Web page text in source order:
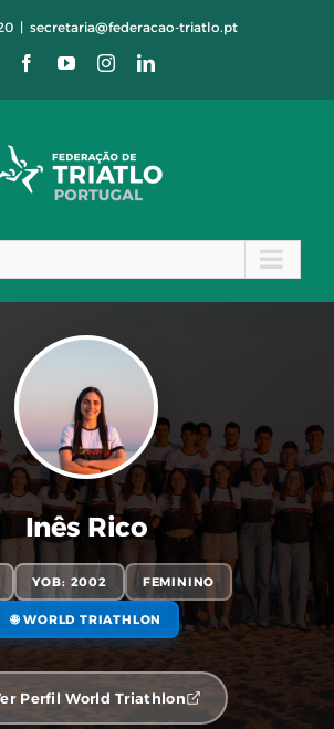
| secretaria@federacao-triatlo.pt
FacebookYouTubeInstagramLinkedIn
Inês Rico
YOB: 2002 FEMININO
🌐 WORLD TRIATHLON
Perfil World Triathlon